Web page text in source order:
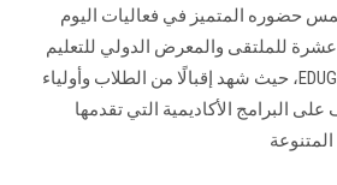
حضوره المتميز في فعاليات اليوم
عشرة للملتقى والمعرض الدولي للتعليم
العالي والتدريب EDUGATE 2026، حيث شهد إقبالًا من الطلاب وأولياء
على البرامج الأكاديمية التي تقدمها